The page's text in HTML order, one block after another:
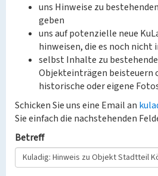
uns Hinweise zu
geben
uns auf potenzielle neue
hinweisen, die es noch nicht
selbst Inhalte zu
Objekteinträgen beisteuern
historische oder eigene
Schicken Sie uns eine Email an
Sie einfach die nachstehenden
Betreff